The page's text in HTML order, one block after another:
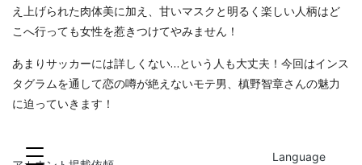
え上げられた肉体美に加え、甘いマスクと明るく楽しい人柄はど
こへ行っても女性を惹きつけてやみません！
あまりサッカーには詳しくない…という人も大丈夫！今回はインス
タグラムを通して恋の噂が絶えないモテ男、槙野智章さんの魅力
に迫っていきます！